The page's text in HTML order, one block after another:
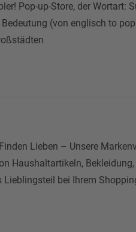
Pop-up-Store, der
(von englisch to
Lieben – Unsere
Haushaltartikeln,
Lieblingsteil bei Ihrem